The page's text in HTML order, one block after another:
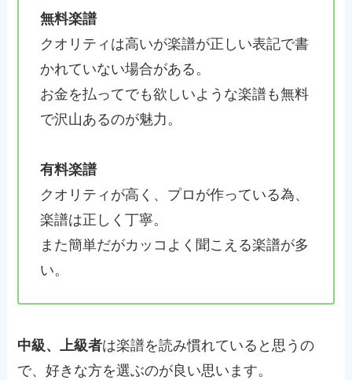
無料楽譜
クオリティは高いが楽譜が正しい表記で書
かれていない場合がある。
お金を払ってでも欲しいような楽譜も無料
で沢山あるのが魅力。
有料楽譜
クオリティが高く、プロが作っている為、
楽譜は正しく丁寧。
また簡単だがカッコよく聞こえる楽譜が多
い。
中級、上級者は楽譜を読み慣れていると思うの
で、好きな方を選ぶのが良い思います。